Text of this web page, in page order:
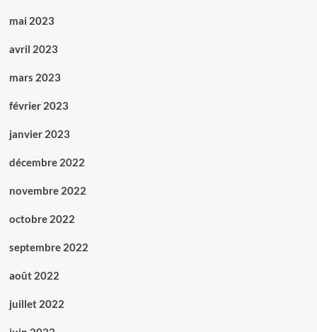
mai 2023
avril 2023
mars 2023
février 2023
janvier 2023
décembre 2022
novembre 2022
octobre 2022
septembre 2022
août 2022
juillet 2022